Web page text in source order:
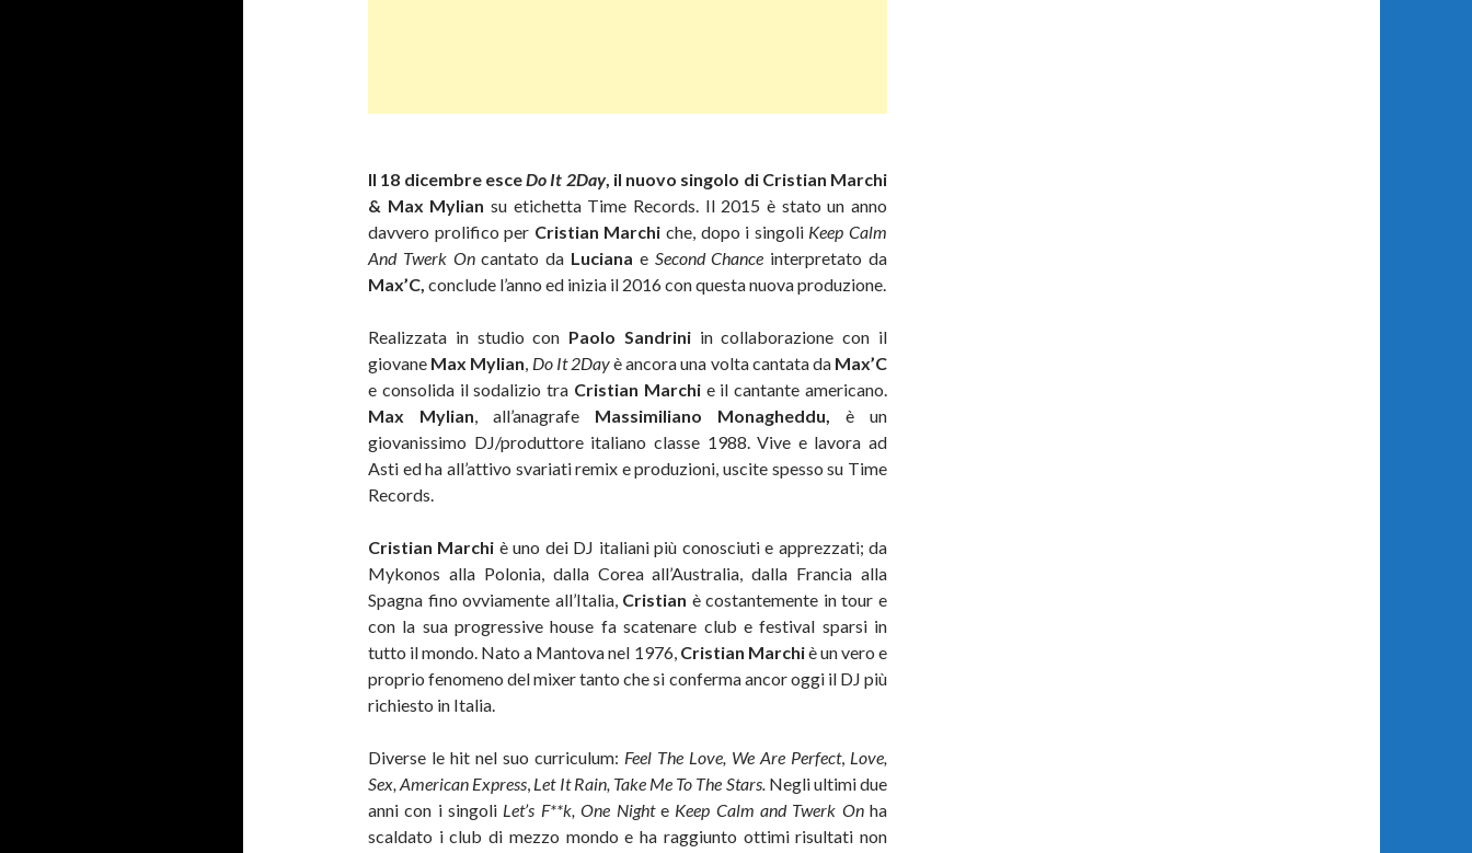
Il 18 dicembre esceDo It 2Day, il nuovo singolo di Cristian Marchi
& Max Mylian su etichetta Time Records. Il 2015 è stato un anno
davvero prolifico per Cristian Marchi che, dopo i singoli Keep Calm
And Twerk Oncantato da Luciana e Second Chance interpretato da
Max’C, conclude l’anno ed inizia il 2016 con questa nuova produzione.
Realizzata in studio con Paolo Sandriniin collaborazione con il
giovane Max Mylian, Do It 2Dayè ancora una volta cantata da Max’C
e consolida il sodalizio tra Cristian Marchie il cantante americano.
Max Mylian, all’anagrafe Massimiliano Monagheddu, è un
giovanissimo DJ/produttore italiano classe 1988. Vive e lavora ad
Asti ed ha all’attivo svariati remix e produzioni, uscite spesso su Time
Records.
Cristian Marchi è uno dei DJ italiani più conosciuti e apprezzati; da
Mykonos alla Polonia, dalla Corea all’Australia, dalla Francia alla
Spagna fino ovviamente all’Italia,Cristian è costantemente in tour e
con la sua progressive house fa scatenare club e festival sparsi in
tutto il mondo. Nato a Mantova nel 1976, Cristian Marchiè un vero e
proprio fenomeno del mixer tanto che si conferma ancor oggi il DJ più
richiesto in Italia.
Diverse le hit nel suo curriculum: Feel The Love, We Are Perfect, Love,
Sex, American Express, Let It Rain, Take Me To The Stars. Negli ultimi due
anni con i singoli Let’s F**k, One Nighte Keep Calm and Twerk Onha
scaldato i club di mezzo mondo e ha raggiunto ottimi risultati non